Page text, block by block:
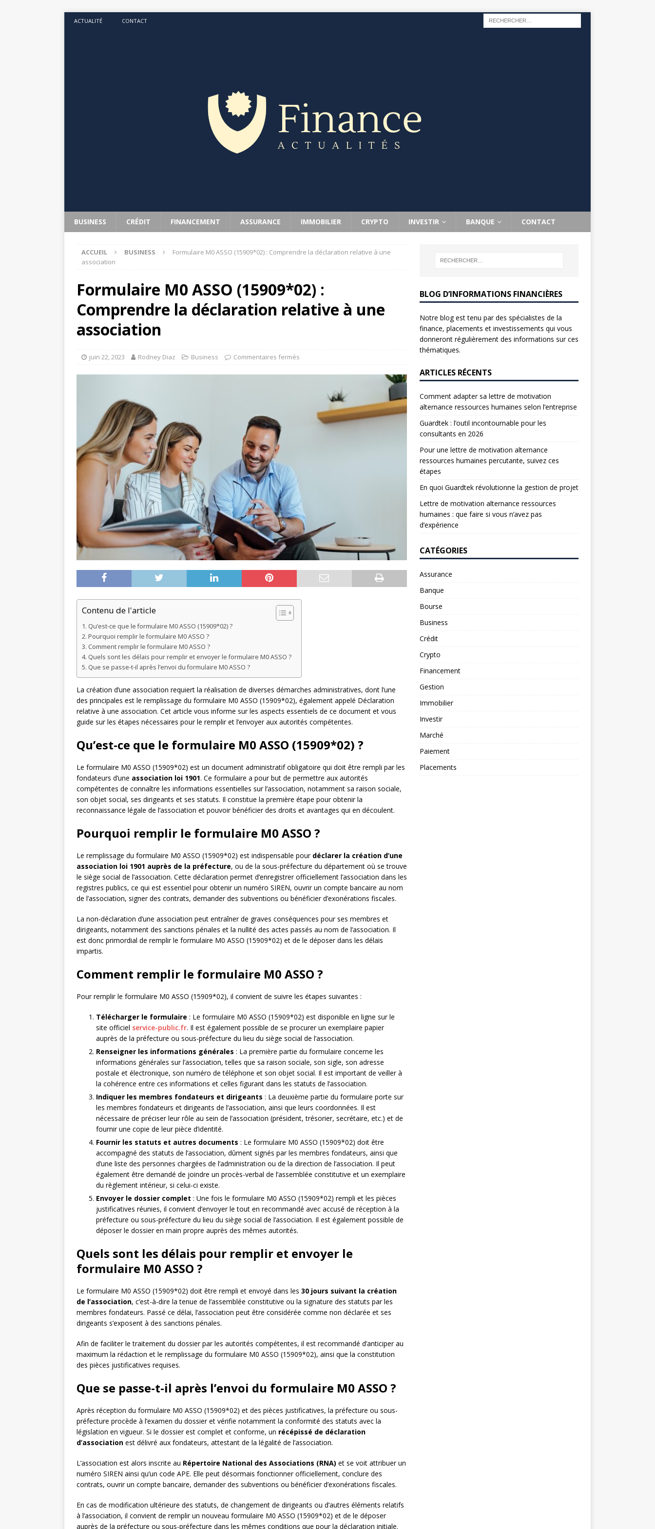
ACTUALITÉ CONTACT
BUSINESS CRÉDIT FINANCEMENT ASSURANCE IMMOBILIER CRYPTO INVESTIR BANQUE CONTACT
ACCUEIL BUSINESS
Formulaire M0 ASSO (15909*02) : Comprendre la déclaration relative à une
association
Formulaire M0 ASSO (15909*02) :
Comprendre la déclaration relative à une
association
juin 22, 2023 Rodney Diaz Business Commentaires fermés
Contenu de l'article
Qu’est-ce que le formulaire M0 ASSO (15909*02) ?
Pourquoi remplir le formulaire M0 ASSO ?
Comment remplir le formulaire M0 ASSO ?
Quels sont les délais pour remplir et envoyer le formulaire M0 ASSO ?
Que se passe-t-il après l’envoi du formulaire M0 ASSO ?
La création d’une association requiert la réalisation de diverses démarches administratives, dont l’une
des principales est le remplissage du formulaire M0 ASSO (15909*02), également appelé Déclaration
relative à une association. Cet article vous informe sur les aspects essentiels de ce document et vous
guide sur les étapes nécessaires pour le remplir et l’envoyer aux autorités compétentes.
Qu’est-ce que le formulaire M0 ASSO (15909*02) ?
Le formulaire M0 ASSO (15909*02) est un document administratif obligatoire qui doit être rempli par les
fondateurs d’une association loi 1901. Ce formulaire a pour but de permettre aux autorités
compétentes de connaître les informations essentielles sur l’association, notamment sa raison sociale,
son objet social, ses dirigeants et ses statuts. Il constitue la première étape pour obtenir la
reconnaissance légale de l’association et pouvoir bénéficier des droits et avantages qui en découlent.
Pourquoi remplir le formulaire M0 ASSO ?
Le remplissage du formulaire M0 ASSO (15909*02) est indispensable pour déclarer la création d’une
association loi 1901 auprès de la préfecture, ou de la sous-préfecture du département où se trouve
le siège social de l’association. Cette déclaration permet d’enregistrer officiellement l’association dans les
registres publics, ce qui est essentiel pour obtenir un numéro SIREN, ouvrir un compte bancaire au nom
de l’association, signer des contrats, demander des subventions ou bénéficier d’exonérations fiscales.
La non-déclaration d’une association peut entraîner de graves conséquences pour ses membres et
dirigeants, notamment des sanctions pénales et la nullité des actes passés au nom de l’association. Il
est donc primordial de remplir le formulaire M0 ASSO (15909*02) et de le déposer dans les délais
impartis.
Comment remplir le formulaire M0 ASSO ?
Pour remplir le formulaire M0 ASSO (15909*02), il convient de suivre les étapes suivantes :
Télécharger le formulaire : Le formulaire M0 ASSO (15909*02) est disponible en ligne sur le
site officiel service-public.fr. Il est également possible de se procurer un exemplaire papier
auprès de la préfecture ou sous-préfecture du lieu du siège social de l’association.
Renseigner les informations générales : La première partie du formulaire concerne les
informations générales sur l’association, telles que sa raison sociale, son sigle, son adresse
postale et électronique, son numéro de téléphone et son objet social. Il est important de veiller à
la cohérence entre ces informations et celles figurant dans les statuts de l’association.
Indiquer les membres fondateurs et dirigeants : La deuxième partie du formulaire porte sur
les membres fondateurs et dirigeants de l’association, ainsi que leurs coordonnées. Il est
nécessaire de préciser leur rôle au sein de l’association (président, trésorier, secrétaire, etc.) et de
fournir une copie de leur pièce d’identité.
Fournir les statuts et autres documents : Le formulaire M0 ASSO (15909*02) doit être
accompagné des statuts de l’association, dûment signés par les membres fondateurs, ainsi que
d’une liste des personnes chargées de l’administration ou de la direction de l’association. Il peut
également être demandé de joindre un procès-verbal de l’assemblée constitutive et un exemplaire
du règlement intérieur, si celui-ci existe.
Envoyer le dossier complet : Une fois le formulaire M0 ASSO (15909*02) rempli et les pièces
justificatives réunies, il convient d’envoyer le tout en recommandé avec accusé de réception à la
préfecture ou sous-préfecture du lieu du siège social de l’association. Il est également possible de
déposer le dossier en main propre auprès des mêmes autorités.
Quels sont les délais pour remplir et envoyer le
formulaire M0 ASSO ?
Le formulaire M0 ASSO (15909*02) doit être rempli et envoyé dans les 30 jours suivant la création
de l’association, c’est-à-dire la tenue de l’assemblée constitutive ou la signature des statuts par les
membres fondateurs. Passé ce délai, l’association peut être considérée comme non déclarée et ses
dirigeants s’exposent à des sanctions pénales.
Afin de faciliter le traitement du dossier par les autorités compétentes, il est recommandé d’anticiper au
maximum la rédaction et le remplissage du formulaire M0 ASSO (15909*02), ainsi que la constitution
des pièces justificatives requises.
Que se passe-t-il après l’envoi du formulaire M0 ASSO ?
Après réception du formulaire M0 ASSO (15909*02) et des pièces justificatives, la préfecture ou sous-
préfecture procède à l’examen du dossier et vérifie notamment la conformité des statuts avec la
législation en vigueur. Si le dossier est complet et conforme, un récépissé de déclaration
d’association est délivré aux fondateurs, attestant de la légalité de l’association.
L’association est alors inscrite au Répertoire National des Associations (RNA) et se voit attribuer un
numéro SIREN ainsi qu’un code APE. Elle peut désormais fonctionner officiellement, conclure des
contrats, ouvrir un compte bancaire, demander des subventions ou bénéficier d’exonérations fiscales.
En cas de modification ultérieure des statuts, de changement de dirigeants ou d’autres éléments relatifs
à l’association, il convient de remplir un nouveau formulaire M0 ASSO (15909*02) et de le déposer
auprès de la préfecture ou sous-préfecture dans les mêmes conditions que pour la déclaration initiale.
BLOG D’INFORMATIONS FINANCIÈRES
Notre blog est tenu par des spécialistes de la
finance, placements et investissements qui vous
donneront régulièrement des informations sur ces
thématiques.
ARTICLES RÉCENTS
Comment adapter sa lettre de motivation
alternance ressources humaines selon l’entreprise
Guardtek : l’outil incontournable pour les
consultants en 2026
Pour une lettre de motivation alternance
ressources humaines percutante, suivez ces
étapes
En quoi Guardtek révolutionne la gestion de projet
Lettre de motivation alternance ressources
humaines : que faire si vous n’avez pas
d’expérience
CATÉGORIES
Assurance
Banque
Bourse
Business
Crédit
Crypto
Financement
Gestion
Immobilier
Investir
Marché
Paiement
Placements